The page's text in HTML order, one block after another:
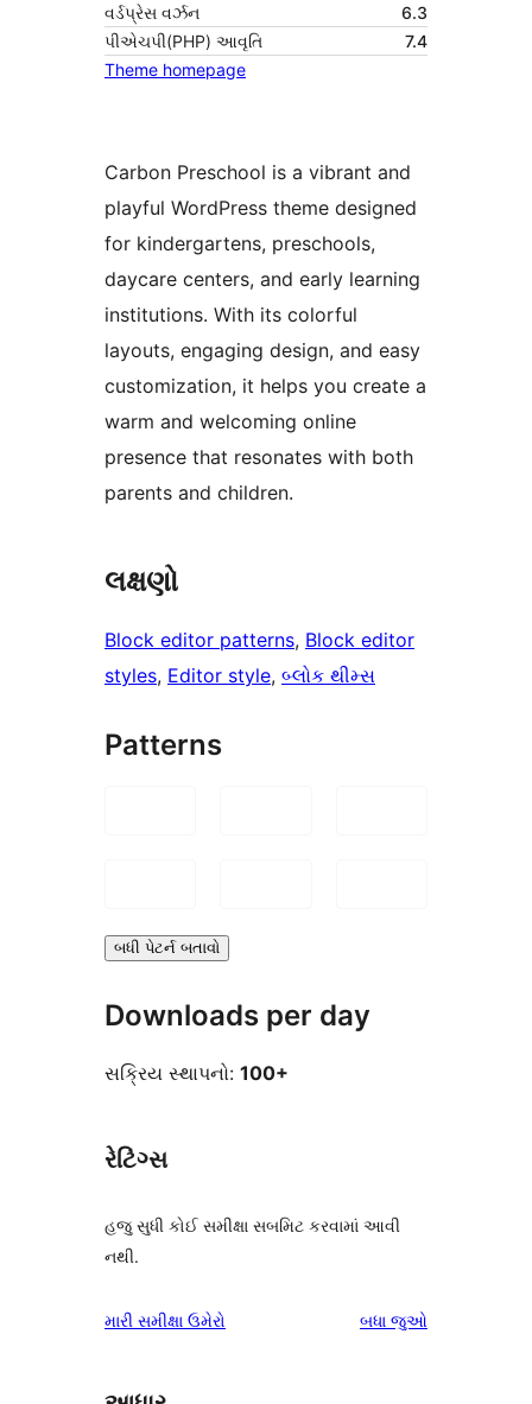
વર્ડપ્રેસ વર્ઝન
6.3
પીએચપી(PHP) આવૃતિ
7.4
Theme homepage
Carbon Preschool is a vibrant and
playful WordPress theme designed
for kindergartens, preschools,
daycare centers, and early learning
institutions. With its colorful
layouts, engaging design, and easy
customization, it helps you create a
warm and welcoming online
presence that resonates with both
parents and children.
લક્ષણો
Block editor patterns, Block editor
styles, Editor style, બ્લોક થીમ્સ
Patterns
બધી પેટર્ન બતાવો
Downloads per day
સક્રિય સ્થાપનો: 100+
રેટિંગ્સ
હજુ સુધી કોઈ સમીક્ષા સબમિટ કરવામાં આવી
નથી.
મારી સમીક્ષા ઉમેરો બધા સમીક્ષાઓ
જુઓ